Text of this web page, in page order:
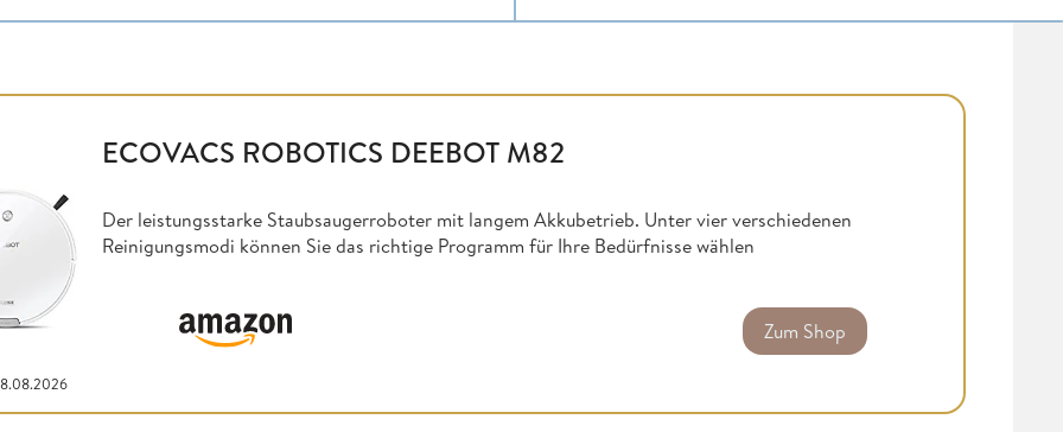
ECOVACS ROBOTICS DEEBOT M82
Der leistungsstarke Staubsaugerroboter mit langem Akkubetrieb. Unter vier verschiedenen
Reinigungsmodi können Sie das richtige Programm für Ihre Bedürfnisse wählen
Zum Shop